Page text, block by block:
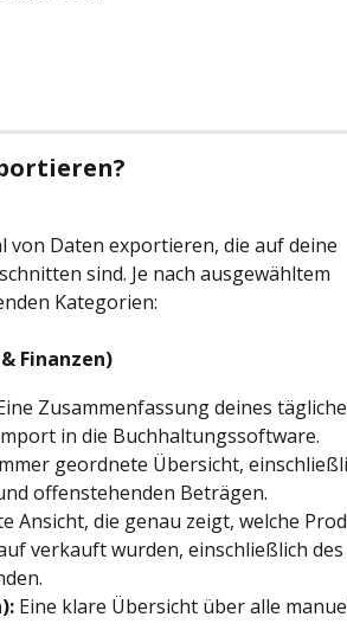
von Daten exportieren, die auf deine
sind. Je nach ausgewähltem
Kategorien:
Finanzen)
Zusammenfassung deines
in die Buchhaltungssoftware.
geordnete Übersicht,
offenstehenden Beträgen.
Ansicht, die genau zeigt, welche
verkauft wurden, einschließlich des
Eine klare Übersicht über alle